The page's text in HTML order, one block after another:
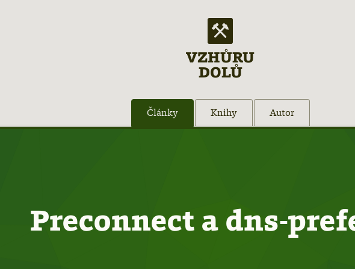
VZHŮRU
DOLŮ
Články Knihy Autor
Preconnect a dns-